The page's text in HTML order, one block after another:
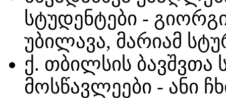
სტუდენტები -
უბილავა, მარიამ
ქ. თბილსის ბავშვთა
მოსწავლეები - ანი